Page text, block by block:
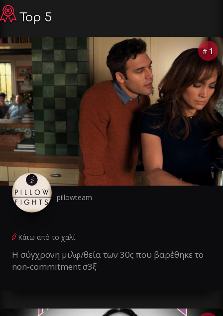
Top 5
# 1
pillowteam
Κάτω από το χαλί
Η σύγχρονη μιλφ/θεία των 30ς που βαρέθηκε το
non-commitment σ3ξ